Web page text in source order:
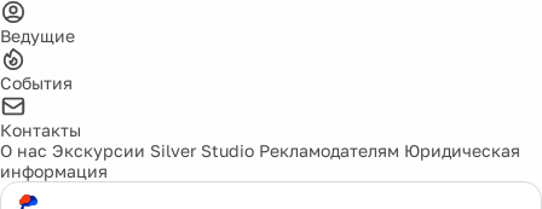
Ведущие
События
Контакты
О нас Экскурсии Silver Studio Рекламодателям Юридическая
информация